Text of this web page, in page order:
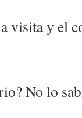
visita y el
No lo